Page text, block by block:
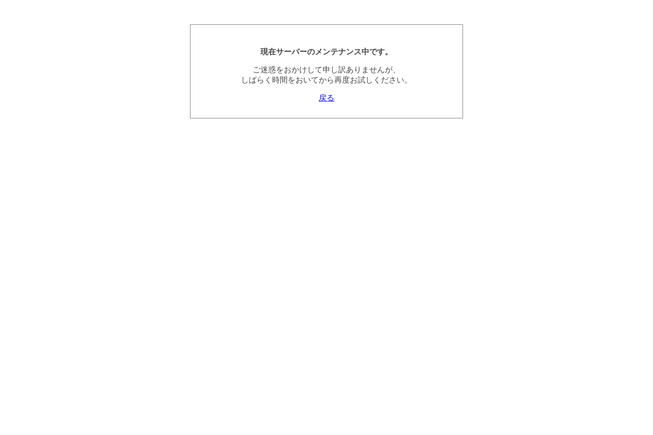
現在サーバーのメンテナンス中です。
ご迷惑をおかけして申し訳ありませんが、
しばらく時間をおいてから再度お試しください。
戻る